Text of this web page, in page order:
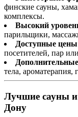
финские сауны,
комплексы.
Высокий
парильщики,
Доступные
посетителей, пар
тела,
Лучшие сауны и
Дону